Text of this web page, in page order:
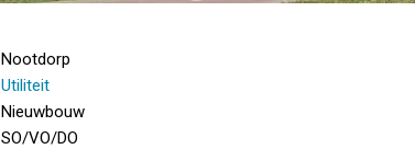
Nootdorp
Utiliteit
Nieuwbouw
SO/VO/DO